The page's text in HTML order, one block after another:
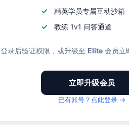
精英学员专属互动沙箱
教练 1v1 问答通道
登录后验证权限，或升级至 Elite 会员立
立即升级会员
已有账号？点此登录 →